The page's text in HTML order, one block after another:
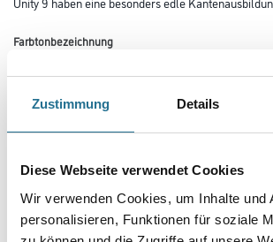
Zustimmung Details
Diese Webseite verwendet Cookies
Wir verwenden Cookies, um Inhalte und
personalisieren, Funktionen für soziale
Farbtonbezeichnung
Länge in centimeter
Breite in centimeter